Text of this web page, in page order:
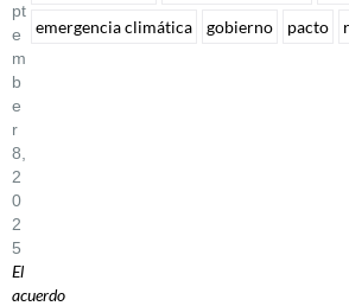
Pt
E
M
B
E
R
8,
2
0
2
5
El
acuerdo
emergencia climática
gobierno pacto